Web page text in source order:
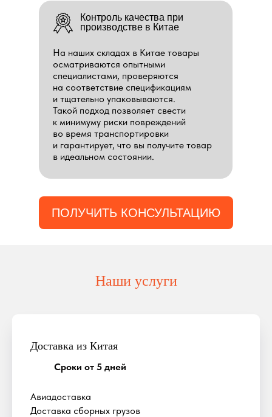
Контроль качества при
производстве в Китае
На наших складах в Китае товары
осматриваются опытными
специалистами, проверяются
на соответствие спецификациям
и тщательно упаковываются.
Такой подход позволяет свести
к минимуму риски повреждений
во время транспортировки
и гарантирует, что вы получите товар
в идеальном состоянии.
ПОЛУЧИТЬ КОНСУЛЬТАЦИЮ
Наши услуги
Доставка из Китая
Сроки от 5 дней
Авиадоставка
Доставка сборных грузов